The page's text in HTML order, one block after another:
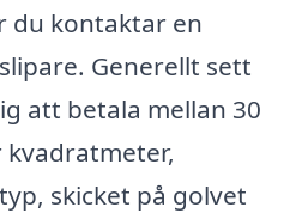
du kontaktar en
Generellt sett
att betala mellan 30
skicket på golvet